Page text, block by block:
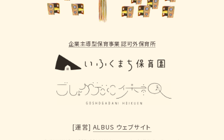
企業主導型保育事業 認可外保育所
[運営]ALBUS ウェブサイト